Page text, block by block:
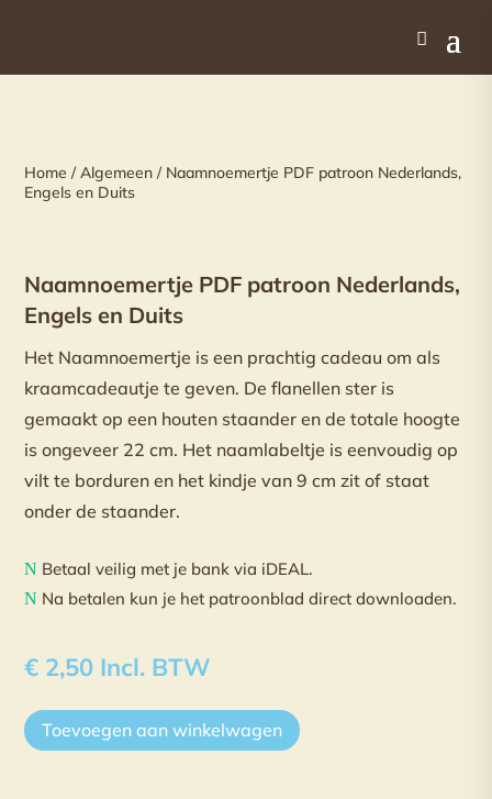
Home /Algemeen / Naamnoemertje PDF patroon Nederlands,
Engels en Duits
Naamnoemertje PDF patroon Nederlands,
Engels en Duits
Het Naamnoemertje is een prachtig cadeau om als
kraamcadeautje te geven. De flanellen ster is
gemaakt op een houten staander en de totale hoogte
is ongeveer 22 cm. Het naamlabeltje is eenvoudig op
vilt te borduren en het kindje van 9 cm zit of staat
onder de staander.
N Betaal veilig met je bank via iDEAL.
N Na betalen kun je het patroonblad direct downloaden.
€ 2,50 Incl. BTW
Toevoegen aan winkelwagen